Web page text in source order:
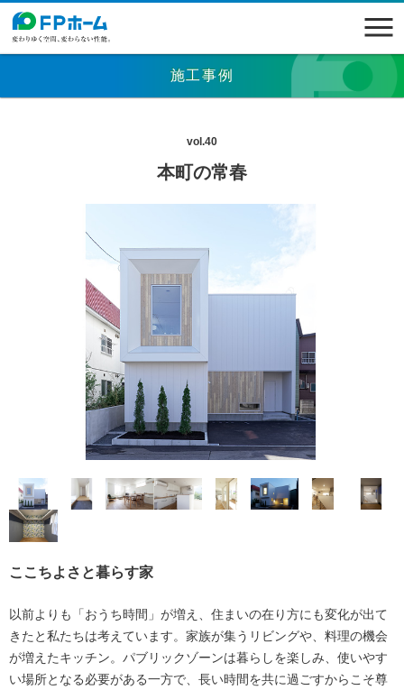
施工事例
vol.40
本町の常春
ここちよさと暮らす家
以前よりも「おうち時間」が増え、住まいの在り方にも変化が出て
きたと私たちは考えています。家族が集うリビングや、料理の機会
が増えたキッチン。パブリックゾーンは暮らしを楽しみ、使いやす
い場所となる必要がある一方で、長い時間を共に過ごすからこそ尊